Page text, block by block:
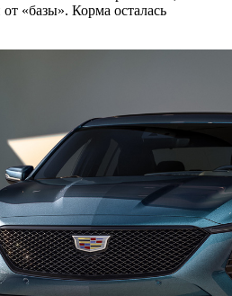
«базы». Корма осталась